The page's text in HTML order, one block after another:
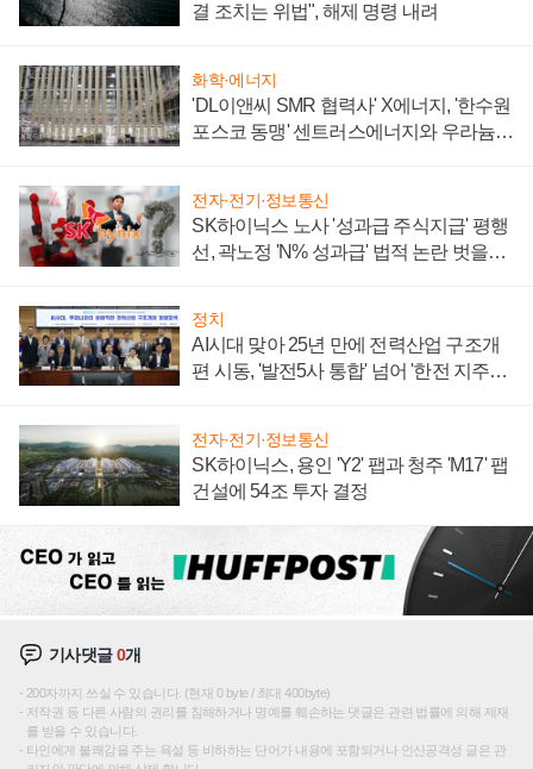
결 조치는 위법", 해제 명령 내려
화학·에너지
'DL이앤씨 SMR 협력사' X에너지, '한수원
포스코 동맹' 센트러스에너지와 우라늄
전자·전기·정보통신
SK하이닉스 노사 '성과급 주식지급' 평행
선, 곽노정 'N% 성과급' 법적 논란 벗을지
정치
AI시대 맞아 25년 만에 전력산업 구조개
편 시동, '발전5사 통합' 넘어 '한전 지주사'
전자·전기·정보통신
SK하이닉스, 용인 'Y2' 팹과 청주 'M17' 팹
건설에 54조 투자 결정
기사댓글0개
200자까지 쓰실 수 있습니다. (현재 0 byte / 최대 400byte)
저작권 등 다른 사람의 권리를 침해하거나 명예를 훼손하는 댓글은 관련 법률에 의해 제재
를 받을 수 있습니다.
타인에게 불쾌감을 주는 욕설 등 비하하는 단어가 내용에 포함되거나 인신공격성 글은 관